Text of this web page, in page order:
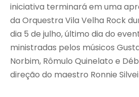
iniciativa terminará em uma
da Orquestra Vila Velha Rock
dia 5 de julho, último dia do
ministradas pelos músicos
Norbim, Rômulo Quinelato e
direção do maestro Ronnie